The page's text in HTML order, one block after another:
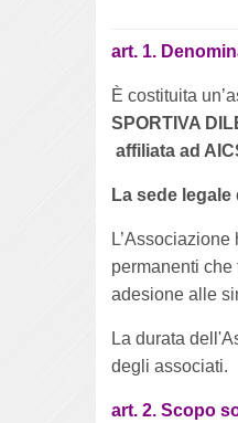
art. 1.
È costituita
SPORTIVA
affiliata ad
La sede legale
permanenti
adesione alle
La durata
degli associati.
art. 2. Scopo